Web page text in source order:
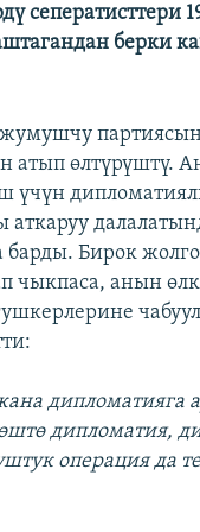
сеператисттери
берки
өлтүрүштү.
үчүн
аткаруу
Бирок
чыкпаса, анын
дипломатия,
операция да